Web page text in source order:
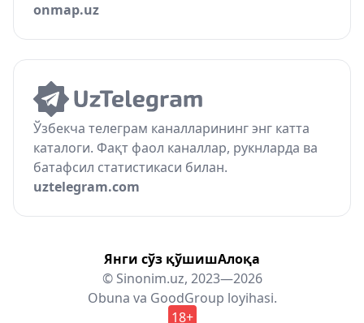
onmap.uz
Ўзбекча телеграм каналларининг энг катта
каталоги. Фақт фаол каналлар, рукнларда ва
батафсил статистикаси билан.
uztelegram.com
Янги сўз қўшишАлоқа
© Sinonim.uz, 2023—2026
Obuna va GoodGroup loyihasi.
18+